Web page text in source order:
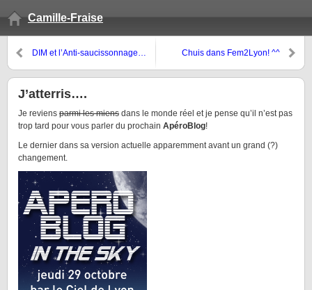
Camille-Fraise
DIM et l’Anti-saucissonnage…
gueule!
Chuis dans Fem2Lyon! ^^
J’atterris….
Je reviens parmi les miens dans le monde réel et je pense qu’il n’est pas
trop tard pour vous parler du prochain ApéroBlog!
Le dernier dans sa version actuelle apparemment avant un grand (?)
changement.